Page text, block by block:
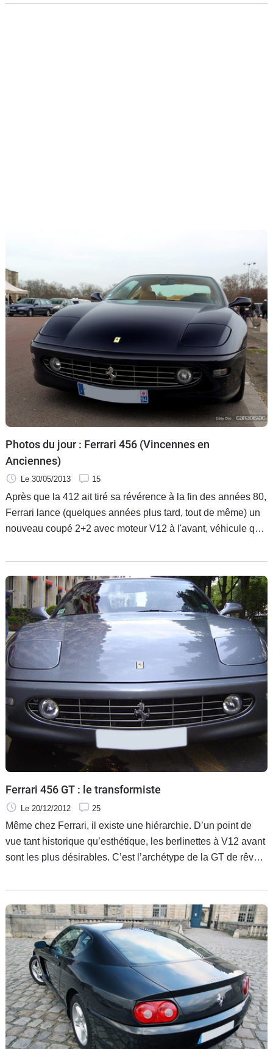
Photos du jour : Ferrari 456 (Vincennes en
Anciennes)
Le 30/05/2013 15
Après que la 412 ait tiré sa révérence à la fin des années 80,
Ferrari lance (quelques années plus tard, tout de même) un
nouveau coupé 2+2 avec moteur V12 à l'avant, véhicule qui
Ferrari 456 GT : le transformiste
Le 20/12/2012 25
Même chez Ferrari, il existe une hiérarchie. D’un point de
vue tant historique qu’esthétique, les berlinettes à V12 avant
sont les plus désirables. C’est l’archétype de la GT de rêve,
le lendemain, de vous offrir le grand frisson, plein gaz sur
autoroute. Un rêve devenu réalité avec la 456 GT…